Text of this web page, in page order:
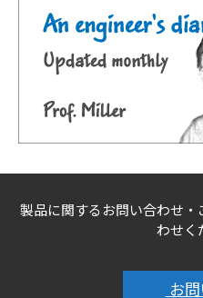
製品に関するお問い合わせ
わせく
お